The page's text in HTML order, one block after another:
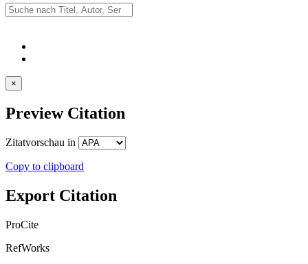
×
Preview Citation
Zitatvorschau in
Copy to clipboard
Export Citation
ProCite
RefWorks